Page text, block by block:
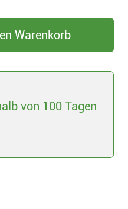
Warenkorb
von 100 Tagen